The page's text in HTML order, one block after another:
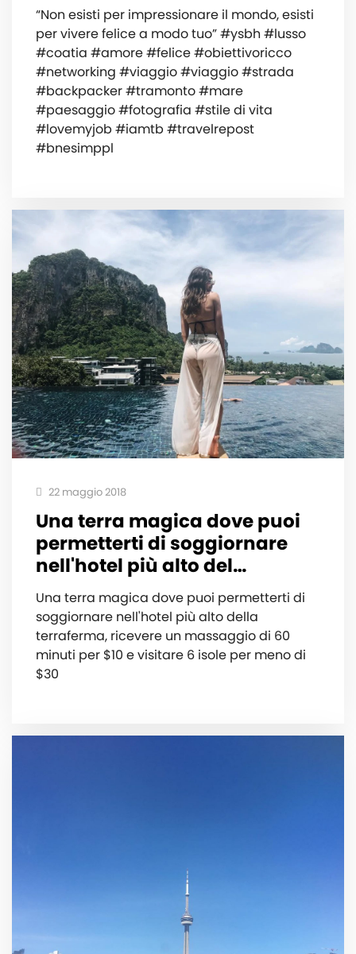
“Non esisti per impressionare il mondo, esisti
per vivere felice a modo tuo” #ysbh #lusso
#coatia #amore #felice #obiettivoricco
#networking #viaggio #viaggio #strada
#backpacker #tramonto #mare
#paesaggio #fotografia #stile di vita
#lovemyjob #iamtb #travelrepost
#bnesimppl
22 maggio 2018
Una terra magica dove puoi
permetterti di soggiornare
nell'hotel più alto del…
Una terra magica dove puoi permetterti di
soggiornare nell'hotel più alto della
terraferma, ricevere un massaggio di 60
minuti per $10 e visitare 6 isole per meno di
$30